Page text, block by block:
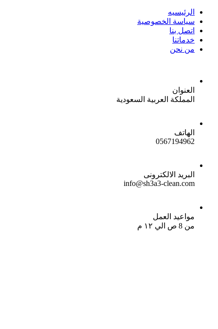
الرئيسيه
سياسة الخصوصية
اتصل بنا
خدماتنا
من نحن
العنوان
المملكة العربية السعودية
الهاتف
0567194962
البريد الالكترونى
info@sh3a3-clean.com
مواعيد العمل
من 8 ص الي ١٢ م